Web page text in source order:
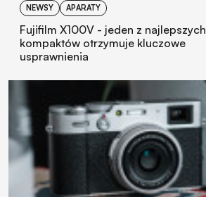
NEWSY APARATY
Fujifilm X100V - jeden z najlepszych
kompaktów otrzymuje kluczowe
usprawnienia